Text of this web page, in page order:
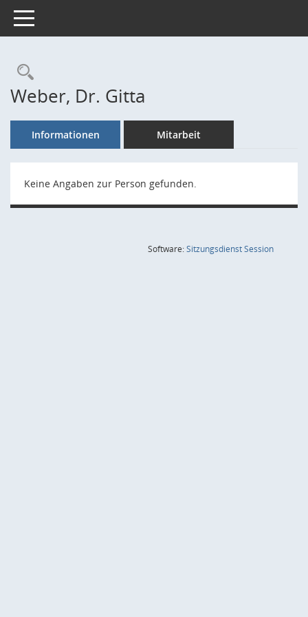
Toggle navigation
Rechercheauswahl
Weber, Dr. Gitta
Informationen Mitarbeit
Keine Angaben zur Person gefunden.
Software:SitzungsdienstSession(Wird in